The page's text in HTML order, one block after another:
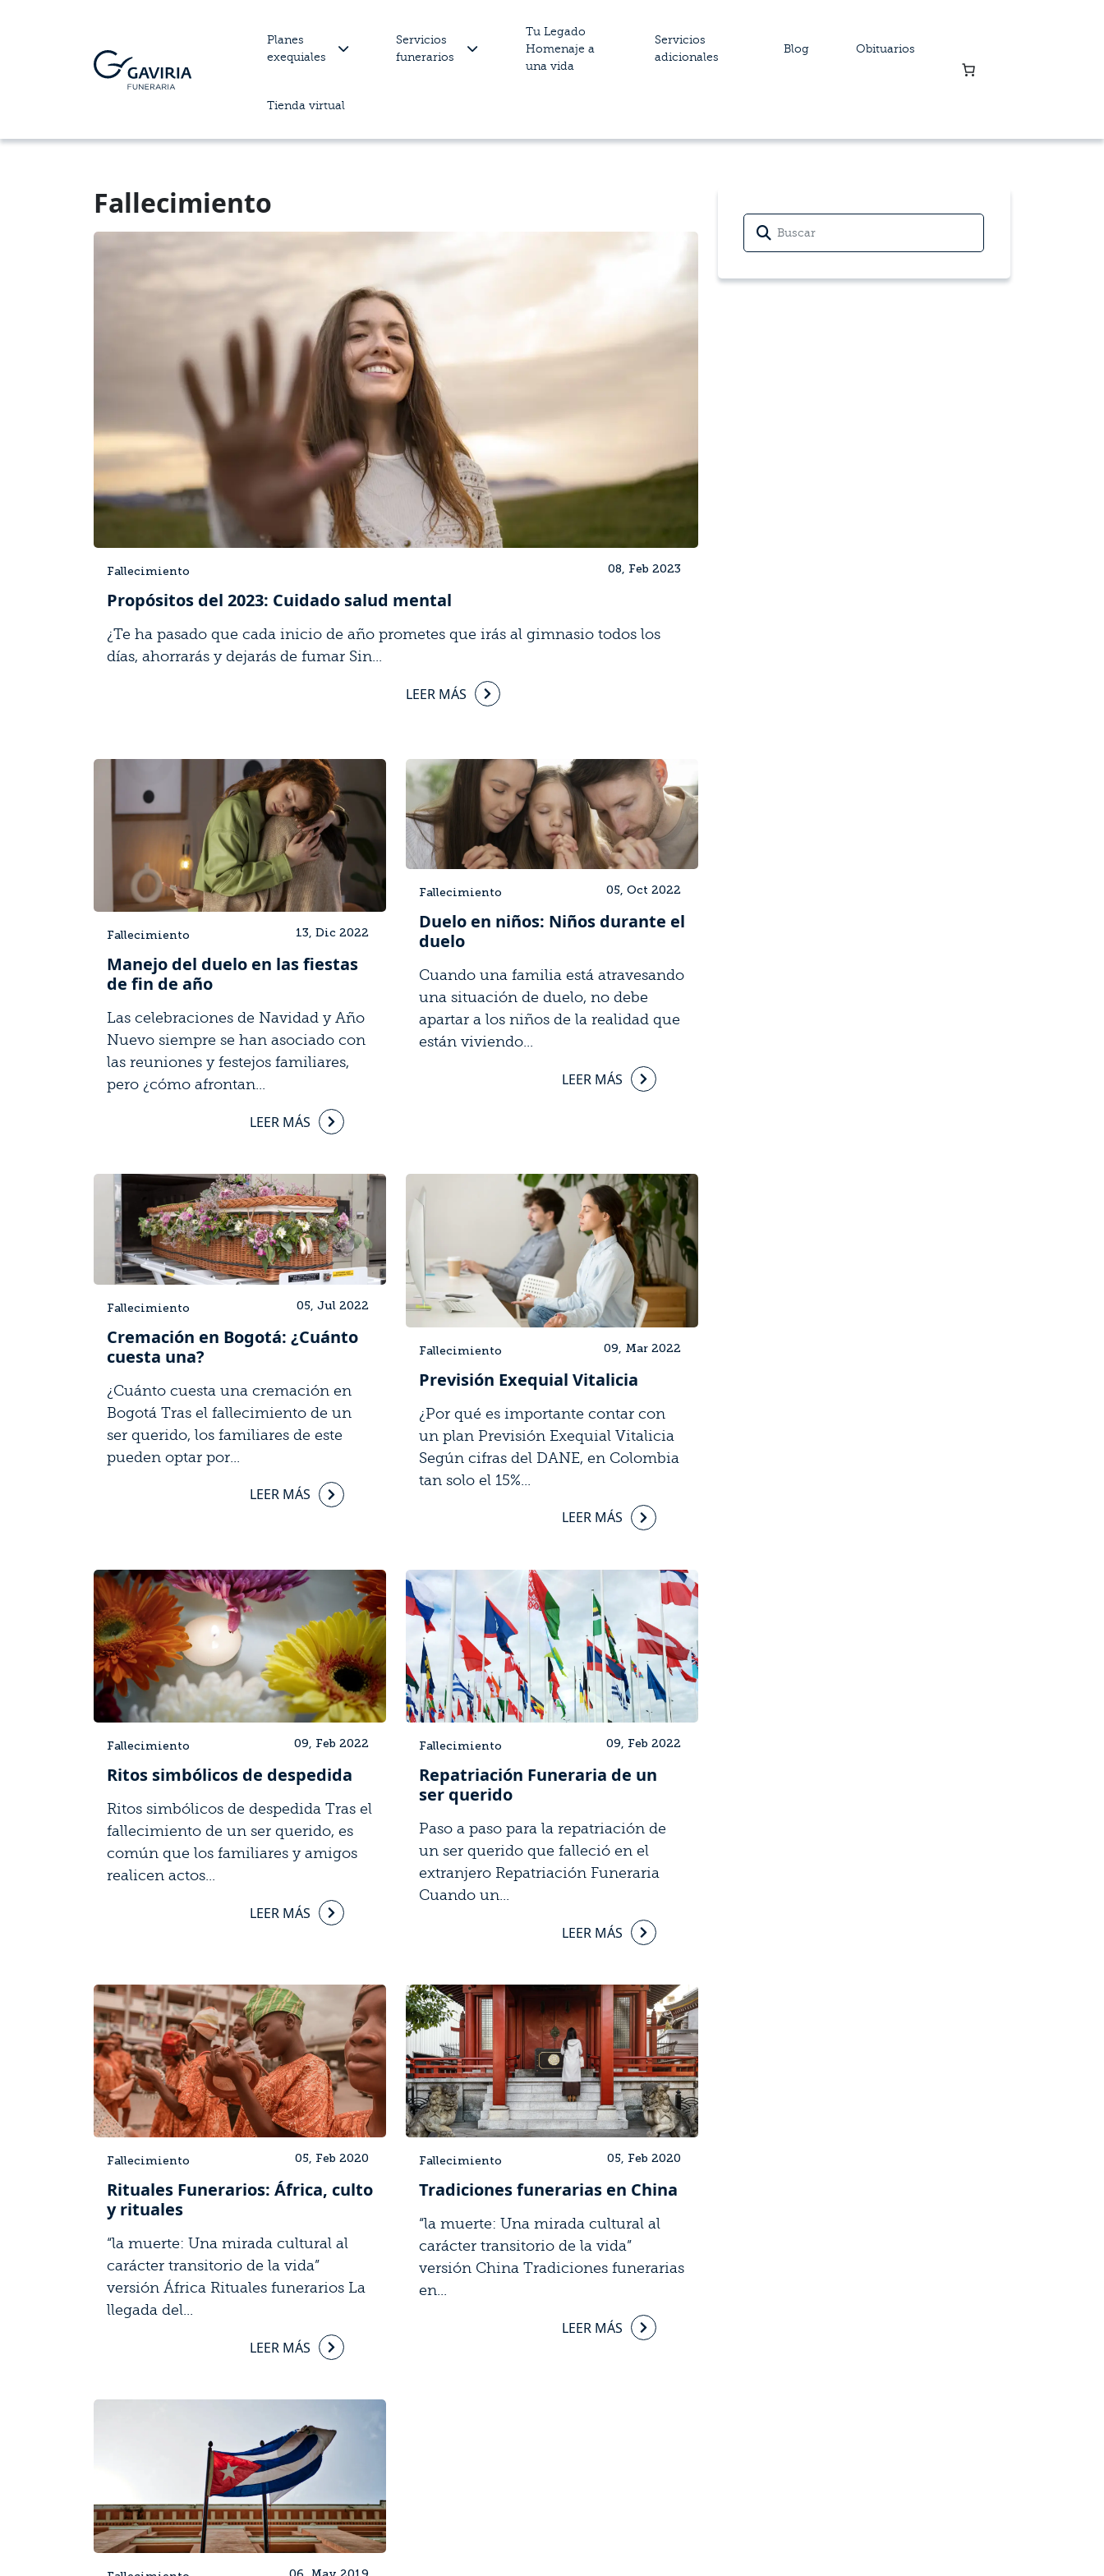
Planes
exequiales
Servicios
funerarios
Tu Legado
Homenaje a
una vida
Servicios
adicionales
Blog Obituarios
Tienda virtual
Fallecimiento
Fallecimiento 08, Feb 2023
Propósitos del 2023: Cuidado salud mental
¿Te ha pasado que cada inicio de año prometes que irás al gimnasio todos los
días, ahorrarás y dejarás de fumar Sin...
LEER MÁS
Fallecimiento 13, Dic 2022
Manejo del duelo en las fiestas
de fin de año
Las celebraciones de Navidad y Año
Nuevo siempre se han asociado con
las reuniones y festejos familiares,
pero ¿cómo afrontan...
LEER MÁS
Fallecimiento 05, Oct 2022
Duelo en niños: Niños durante el
duelo
Cuando una familia está atravesando
una situación de duelo, no debe
apartar a los niños de la realidad que
están viviendo...
LEER MÁS
Fallecimiento 05, Jul 2022
Cremación en Bogotá: ¿Cuánto
cuesta una?
¿Cuánto cuesta una cremación en
Bogotá Tras el fallecimiento de un
ser querido, los familiares de este
pueden optar por...
LEER MÁS
Fallecimiento 09, Mar 2022
Previsión Exequial Vitalicia
¿Por qué es importante contar con
un plan Previsión Exequial Vitalicia
Según cifras del DANE, en Colombia
tan solo el 15%...
LEER MÁS
Fallecimiento 09, Feb 2022
Ritos simbólicos de despedida
Ritos simbólicos de despedida Tras el
fallecimiento de un ser querido, es
común que los familiares y amigos
realicen actos...
LEER MÁS
Fallecimiento 09, Feb 2022
Repatriación Funeraria de un
ser querido
Paso a paso para la repatriación de
un ser querido que falleció en el
extranjero Repatriación Funeraria
Cuando un...
LEER MÁS
Fallecimiento 05, Feb 2020
Rituales Funerarios: África, culto
y rituales
“la muerte: Una mirada cultural al
carácter transitorio de la vida”
versión África Rituales funerarios La
llegada del...
LEER MÁS
Fallecimiento 05, Feb 2020
Tradiciones funerarias en China
“la muerte: Una mirada cultural al
carácter transitorio de la vida”
versión China Tradiciones funerarias
en...
LEER MÁS